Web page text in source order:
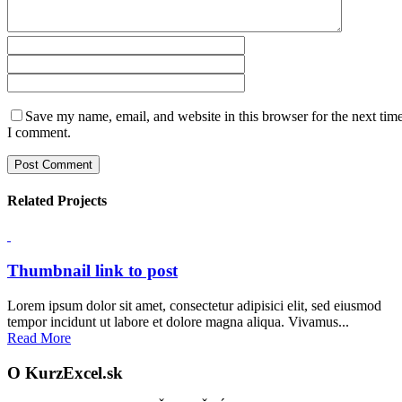
Save my name, email, and website in this browser for the next
I comment.
Related Projects
Thumbnail link to post
Lorem ipsum dolor sit amet, consectetur adipisici elit, sed eiusmod
tempor incidunt ut labore et dolore magna aliqua. Vivamus...
Read More
O KurzExcel.sk